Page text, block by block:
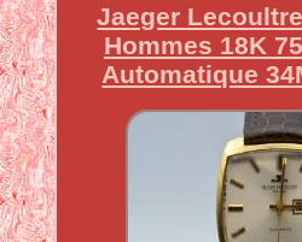
Jaeger
Hommes 18K
Automatique